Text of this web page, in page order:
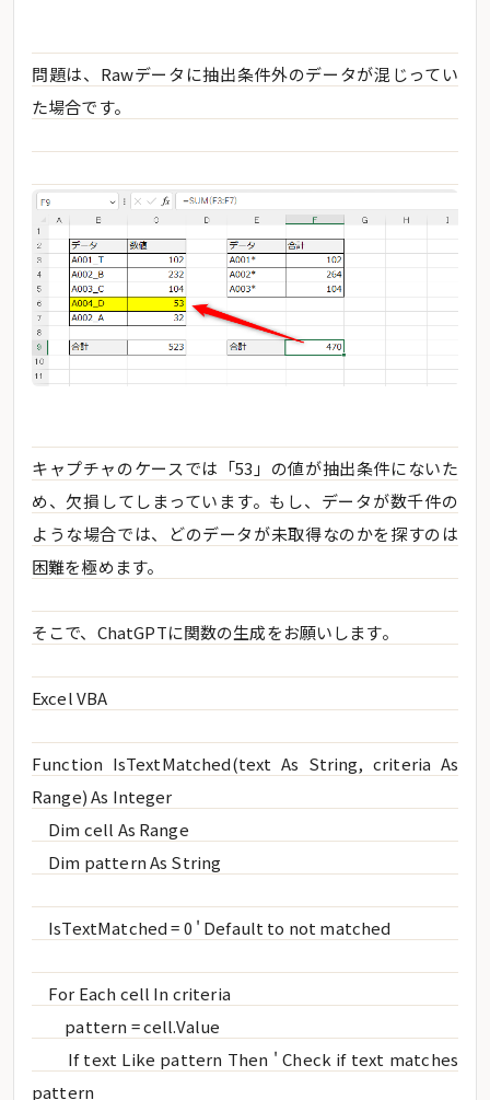
問題は、Rawデータに抽出条件外のデータが混じってい
た場合です。
キャプチャのケースでは「53」の値が抽出条件にないた
め、欠損してしまっています。もし、データが数千件の
ような場合では、どのデータが未取得なのかを探すのは
困難を極めます。
そこで、ChatGPTに関数の生成をお願いします。
Excel VBA
Function IsTextMatched(text As String, criteria As
Range) As Integer
Dim cell As Range
Dim pattern As String
IsTextMatched = 0 ' Default to not matched
For Each cell In criteria
pattern = cell.Value
If text Like pattern Then ' Check if text matches
pattern